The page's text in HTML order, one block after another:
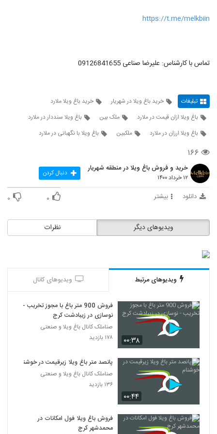
https://t.me/melkbiin
تماس با کارشناس: علیرضا صناعی 09126841655
تبلیغات خرید باغ ویلا در شهریار
خرید باغ ویلا ملارد
باغ ویلا ازان قیمت در ملارد
ملک بین
باغ ویلا سنددار در ملارد
باغ ویلا ارزان در ملارد
ملکبین باغ ویلا با نگهبانی در ملارد
۱۶۶
خرید و فروش باغ ویلا در منطقه شهریار
۱۲ خرداد ۱۴۰۰ دنبال کردن
دانلود بیشتر ۰ ۰
نظرات ویدیوهای دیگر
ویدیوهای مرتبط ویدیوهای کانال
۰۰:۳۸
فروش 900 متر باغ با مجوز تخریب -
نوسازی در زیبادشت کرج
صناملک کانال باغ ویلا و صنعتی
۱۷۸ بازدید
۰۰:۴۴
پانصد متر باغ ویلا زیرقیمت در خوشنام
صناملک کانال باغ ویلا و صنعتی
۱۳۶ بازدید
فروش باغ ویلا فول امکانات در
محمدشهر کرج